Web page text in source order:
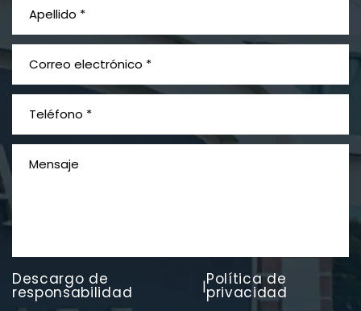
¿Qué es el mesotelioma?
PVC Cloruro de polivinilo
Exposición
Descargo de
responsabilidad |Política de
privacidad